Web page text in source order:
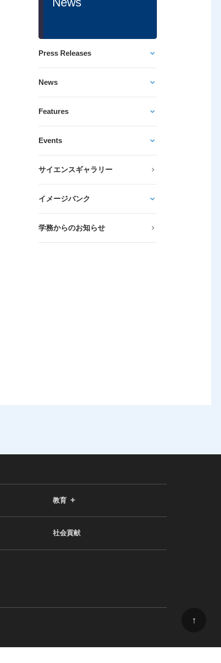
Press Releases
News
Features
Events
サイエンスギャラリー
イメージバンク
学務からのお知らせ
教育
社会貢献
↑